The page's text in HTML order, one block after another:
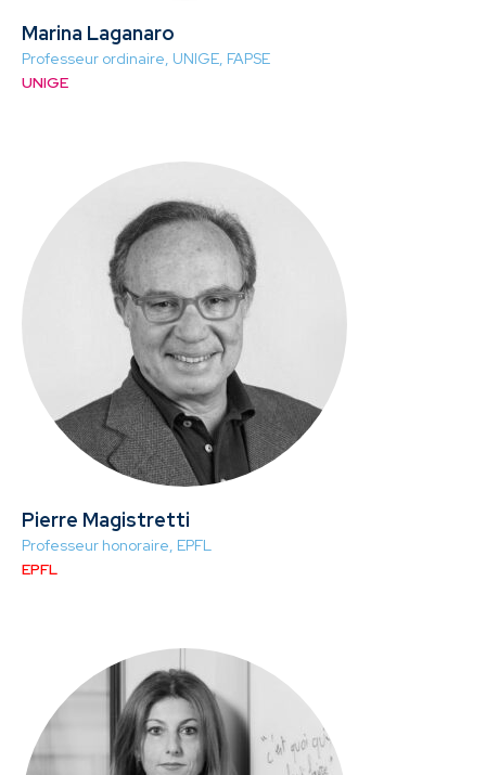
Marina Laganaro
Professeur ordinaire, UNIGE, FAPSE
UNIGE
Pierre Magistretti
Professeur honoraire, EPFL
EPFL